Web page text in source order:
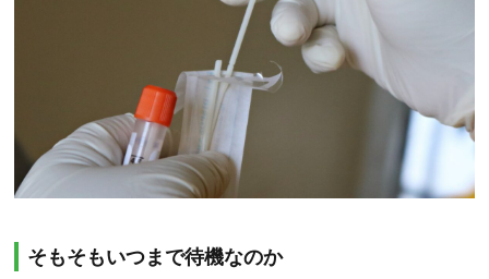
そもそもいつまで待機なのか